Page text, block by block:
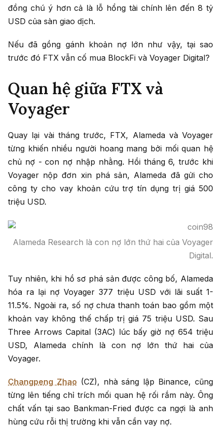
đồng chú ý hơn cả là lỗ hổng tài chính lên đến 8 tỷ
USD của sàn giao dịch.
Nếu đã gồng gánh khoản nợ lớn như vậy, tại sao
trước đó FTX vẫn cố mua BlockFi và Voyager Digital?
Quan hệ giữa FTX và
Voyager
Quay lại vài tháng trước, FTX, Alameda và Voyager
từng khiến nhiều người hoang mang bởi mối quan hệ
chủ nợ - con nợ nhập nhằng. Hồi tháng 6, trước khi
Voyager nộp đơn xin phá sản, Alameda đã gửi cho
công ty cho vay khoản cứu trợ tín dụng trị giá 500
triệu USD.
Alameda Research là con nợ lớn thứ hai của Voyager
Digital.
Tuy nhiên, khi hồ sơ phá sản được công bố, Alameda
hóa ra lại nợ Voyager 377 triệu USD với lãi suất 1-
11.5%. Ngoài ra, số nợ chưa thanh toán bao gồm một
khoản vay không thế chấp trị giá 75 triệu USD. Sau
Three Arrows Capital (3AC) lúc bấy giờ nợ 654 triệu
USD, Alameda chính là con nợ lớn thứ hai của
Voyager.
Changpeng Zhao (CZ), nhà sáng lập Binance, cũng
từng lên tiếng chỉ trích mối quan hệ rối rắm này. Ông
chất vấn tại sao Bankman-Fried được ca ngợi là anh
hùng cứu rỗi thị trường khi vẫn cần vay nợ.